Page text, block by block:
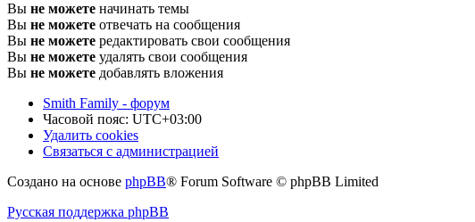
Вы не можете начинать темы
Вы не можете отвечать на сообщения
Вы не можете редактировать свои сообщения
Вы не можете удалять свои сообщения
Вы не можете добавлять вложения
Smith Family - форум
Часовой пояс: UTC+03:00
Удалить cookies
Связаться с администрацией
Создано на основе phpBB® Forum Software © phpBB Limited
Русская поддержка phpBB